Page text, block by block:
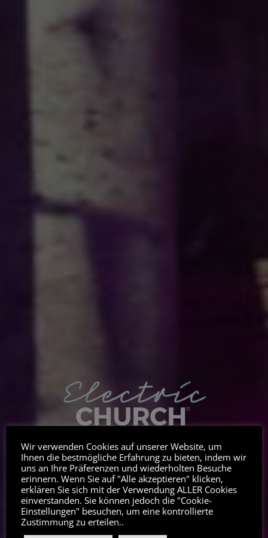
ABOUT
Wir verwenden Cookies auf unserer Website, um
Ihnen die bestmögliche Erfahrung zu bieten, indem wir
uns an Ihre Präferenzen und wiederholten Besuche
erinnern. Wenn Sie auf "Alle akzeptieren" klicken,
erklären Sie sich mit der Verwendung ALLER Cookies
einverstanden. Sie können jedoch die "Cookie-
Einstellungen" besuchen, um eine kontrollierte
Zustimmung zu erteilen..